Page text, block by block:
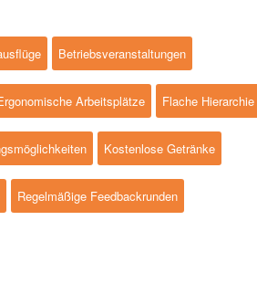
Betriebsveranstaltungen
Arbeitsplätze Flache Hierarchie
Kostenlose Getränke
Regelmäßige Feedbackrunden